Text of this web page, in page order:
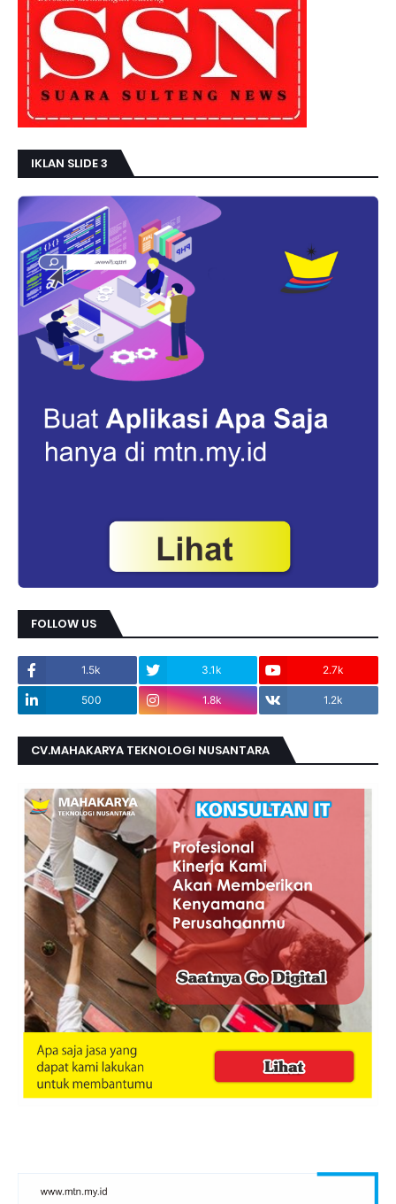
IKLAN SLIDE 3
FOLLOW US
1.5k 3.1k 2.7k
500 1.8k 1.2k
CV.MAHAKARYA TEKNOLOGI NUSANTARA